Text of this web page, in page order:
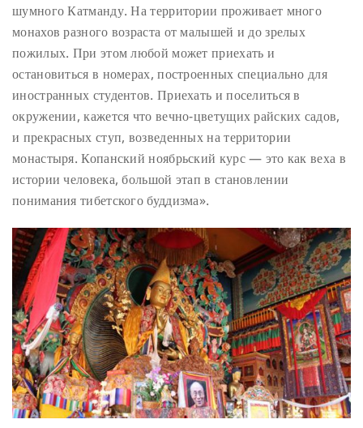
шумного Катманду. На территории проживает много
монахов разного возраста от малышей и до зрелых
пожилых. При этом любой может приехать и
остановиться в номерах, построенных специально для
иностранных студентов. Приехать и поселиться в
окружении, кажется что вечно-цветущих райских садов,
и прекрасных ступ, возведенных на территории
монастыря. Копанский ноябрьский курс — это как веха в
истории человека, большой этап в становлении
понимания тибетского буддизма».